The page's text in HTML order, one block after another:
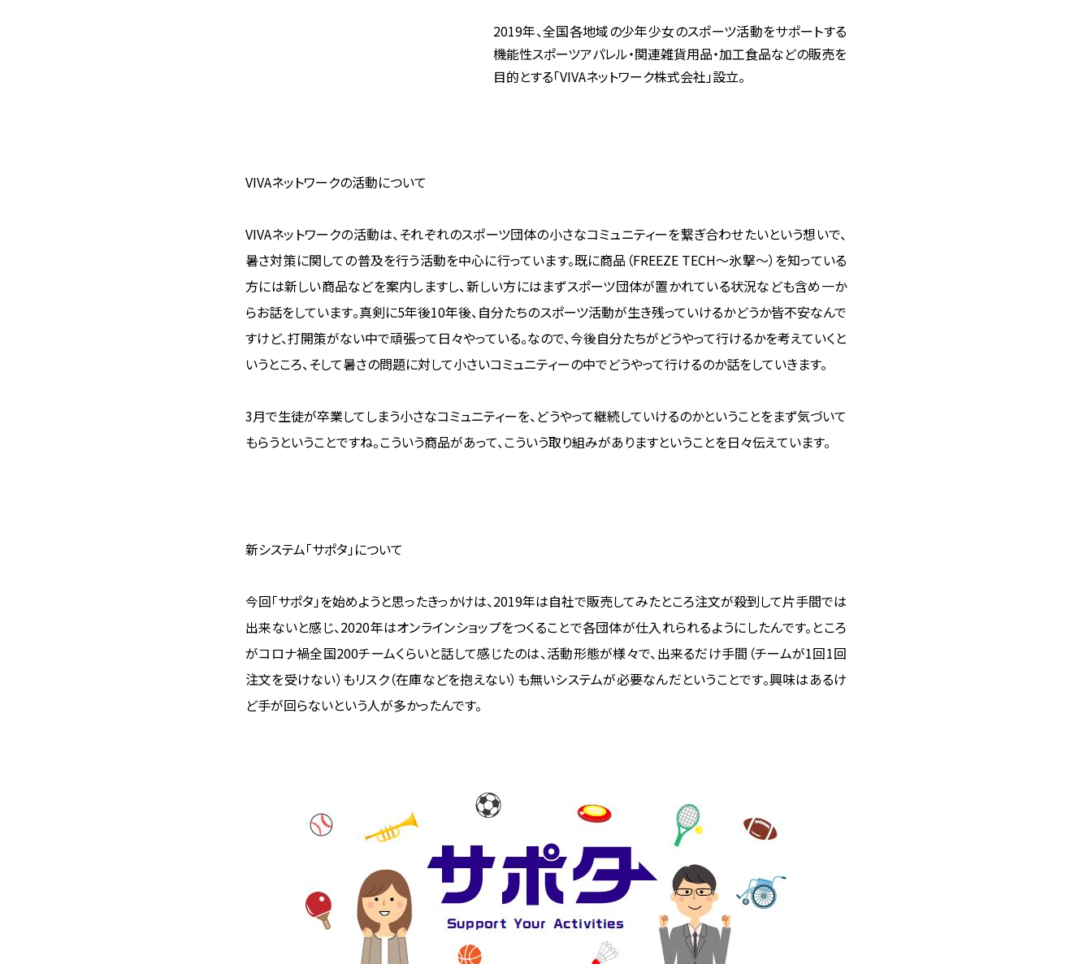
2019年、全国各地域の少年少女のスポーツ活動をサポートする
機能性スポーツアパレル・関連雑貨用品・加工食品などの販売を
目的とする「VIVAネットワーク株式会社」設立。
VIVAネットワークの活動について
VIVAネットワークの活動は、それぞれのスポーツ団体の小さなコミュニティーを繋ぎ合わせたいという想いで、
暑さ対策に関しての普及を行う活動を中心に行っています。既に商品（FREEZE TECH～氷撃～）を知っている
方には新しい商品などを案内しますし、新しい方にはまずスポーツ団体が置かれている状況なども含め一か
らお話をしています。真剣に5年後10年後、自分たちのスポーツ活動が生き残っていけるかどうか皆不安なんで
すけど、打開策がない中で頑張って日々やっている。なので、今後自分たちがどうやって行けるかを考えていくと
いうところ、そして暑さの問題に対して小さいコミュニティーの中でどうやって行けるのか話をしていきます。
3月で生徒が卒業してしまう小さなコミュニティーを、どうやって継続していけるのかということをまず気づいて
もらうということですね。こういう商品があって、こういう取り組みがありますということを日々伝えています。
新システム「サポタ」について
今回「サポタ」を始めようと思ったきっかけは、2019年は自社で販売してみたところ注文が殺到して片手間では
出来ないと感じ、2020年はオンラインショップをつくることで各団体が仕入れられるようにしたんです。ところ
がコロナ禍全国200チームくらいと話して感じたのは、活動形態が様々で、出来るだけ手間（チームが1回1回
注文を受けない）もリスク（在庫などを抱えない）も無いシステムが必要なんだということです。興味はあるけ
ど手が回らないという人が多かったんです。